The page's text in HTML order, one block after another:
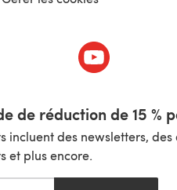
nouvel onglet) (s'ouvre dans
de réduction de 15 %
des newsletters,
et plus encore.